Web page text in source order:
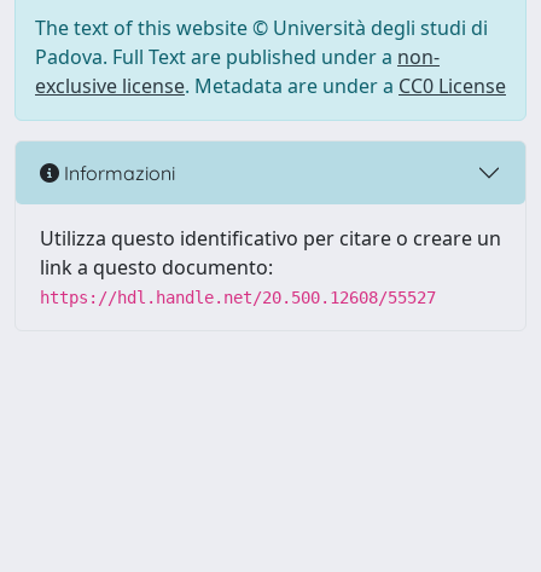
The text of this website © Università degli studi di
Padova. Full Text are published under a non-
exclusive license. Metadata are under a CC0 License
Informazioni
Utilizza questo identificativo per citare o creare un
link a questo documento:
https://hdl.handle.net/20.500.12608/55527